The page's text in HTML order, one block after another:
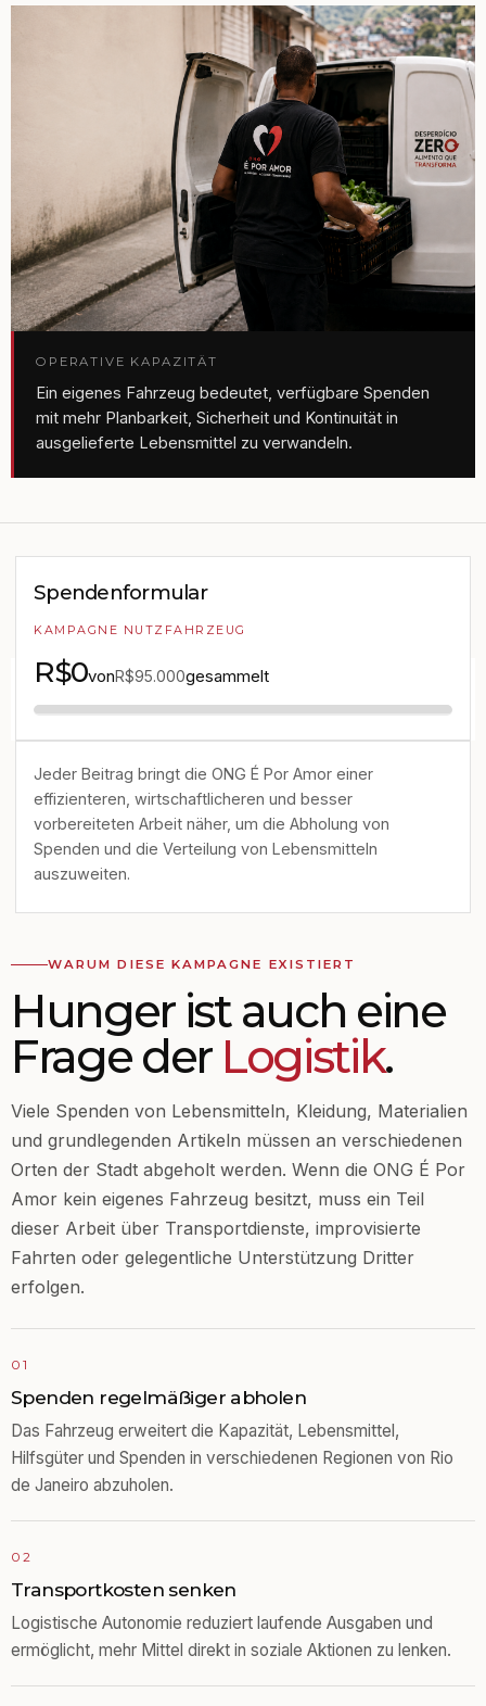
OPERATIVE KAPAZITÄT
Ein eigenes Fahrzeug bedeutet, verfügbare Spenden
mit mehr Planbarkeit, Sicherheit und Kontinuität in
ausgelieferte Lebensmittel zu verwandeln.
WARUM DIESE KAMPAGNE EXISTIERT
Hunger ist auch eine
Frage der Logistik.
Viele Spenden von Lebensmitteln, Kleidung, Materialien
und grundlegenden Artikeln müssen an verschiedenen
Orten der Stadt abgeholt werden. Wenn die ONG É Por
Amor kein eigenes Fahrzeug besitzt, muss ein Teil
dieser Arbeit über Transportdienste, improvisierte
Fahrten oder gelegentliche Unterstützung Dritter
erfolgen.
01
Spenden regelmäßiger abholen
Das Fahrzeug erweitert die Kapazität, Lebensmittel,
Hilfsgüter und Spenden in verschiedenen Regionen von Rio
de Janeiro abzuholen.
02
Transportkosten senken
Logistische Autonomie reduziert laufende Ausgaben und
ermöglicht, mehr Mittel direkt in soziale Aktionen zu lenken.
Spendenformular
KAMPAGNE NUTZFAHRZEUG
R$0vonR$95.000gesammelt
Jeder Beitrag bringt die ONG É Por Amor einer
effizienteren, wirtschaftlicheren und besser
vorbereiteten Arbeit näher, um die Abholung von
Spenden und die Verteilung von Lebensmitteln
auszuweiten.